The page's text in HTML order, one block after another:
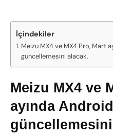
İçindekiler
Meizu MX4 ve MX4 Pro, Mart
güncellemesini alacak.
Meizu MX4 ve
ayında